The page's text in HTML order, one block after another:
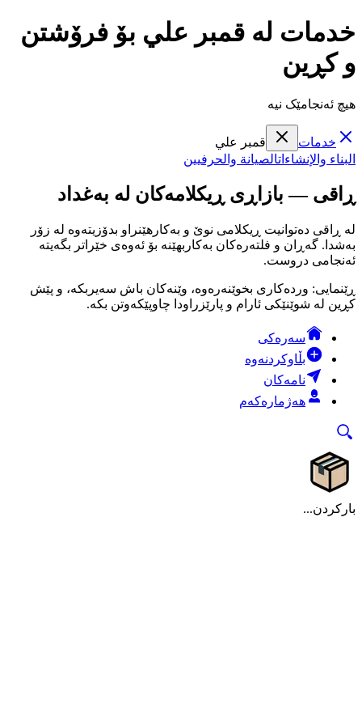
خدمات لە قمبر علي بۆ فرۆشتن
و کڕین
هیچ ئەنجامێک نیە
خدمات
قمبر علي
البناء والإنشاءاتالصيانة والحرفيين
ڕاقی — بازاڕی ڕیکلامەکان لە بەغداد
لە ڕاقی دەتوانیت ڕیکلامی نوێ و بەکارهێنراو بدۆزیتەوە لە زۆر
بەشدا. گەڕان و فلتەرەکان بەکاربهێنە بۆ ئەوەی خێراتر بگەیتە
ئەنجامی دروست.
ڕێنمایی: وردەکاری بخوێنەرەوە، وێنەکان باش سەیربکە، و پێش
کڕین لە شوێنێکی ئارام و پارێزراودا چاوپێکەوتن بکە.
سەرەکی
بڵاوکردنەوە
نامەکان
هەژمارەکەم
بارکردن...